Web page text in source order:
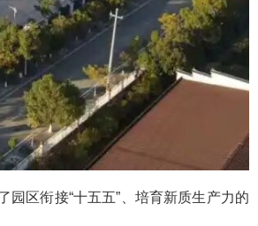
区衔接“十五五”、培育新质生产力的